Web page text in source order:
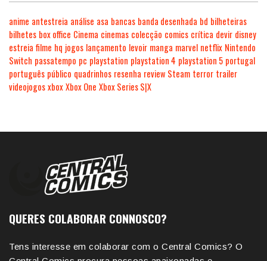
anime antestreia análise asa bancas banda desenhada bd bilheteiras
bilhetes box office Cinema cinemas colecção comics crítica devir disney
estreia filme hq jogos lançamento levoir manga marvel netflix Nintendo
Switch passatempo pc playstation playstation 4 playstation 5 portugal
português público quadrinhos resenha review Steam terror trailer
videojogosxboxXbox One Xbox Series S|X
QUERES COLABORAR CONNOSCO?
Tens interesse em colaborar com o Central Comics? O